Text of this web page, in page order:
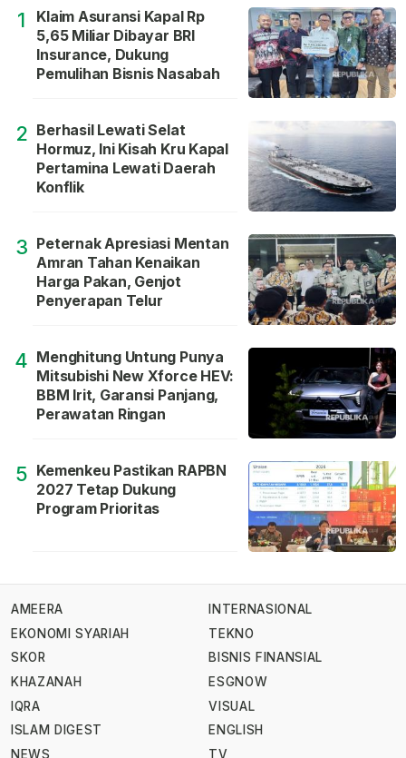
1
Klaim Asuransi Kapal Rp
5,65 Miliar Dibayar BRI
Insurance, Dukung
Pemulihan Bisnis Nasabah
2 Berhasil Lewati Selat
Hormuz, Ini Kisah Kru Kapal
Pertamina Lewati Daerah
Konflik
3 Peternak Apresiasi Mentan
Amran Tahan Kenaikan
Harga Pakan, Genjot
Penyerapan Telur
4 Menghitung Untung Punya
Mitsubishi New Xforce HEV:
BBM Irit, Garansi Panjang,
Perawatan Ringan
5 Kemenkeu Pastikan RAPBN
2027 Tetap Dukung
Program Prioritas
AMEERA
EKONOMI SYARIAH
SKOR
KHAZANAH
IQRA
ISLAM DIGEST
NEWS
INTERNASIONAL
TEKNO
BISNIS FINANSIAL
ESGNOW
VISUAL
ENGLISH
TV